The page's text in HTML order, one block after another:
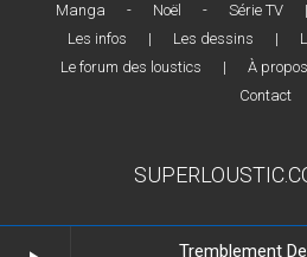
Tremblement
Manga
- Noël - Série TV |
Les infos
| Les dessins |
Le forum des loustics
| À propos
Contact